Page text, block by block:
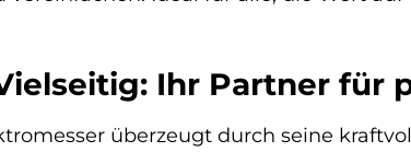
Ihr Partner für
überzeugt durch seine